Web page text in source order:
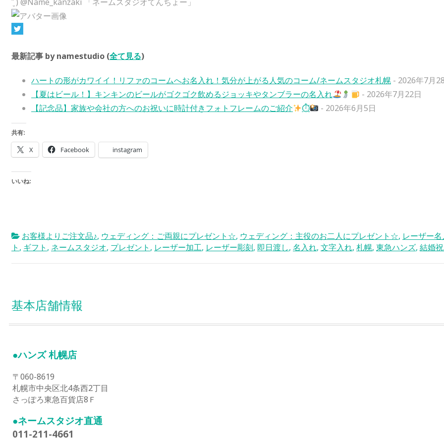
最新記事 by namestudio (全て見る)
ハートの形がカワイイ！リファのコームへお名入れ！気分が上がる人気のコーム/ネームスタジオ札幌 - 2026年7月
【夏はビール！】キンキンのビールがゴクゴク飲めるジョッキやタンブラーの名入れ
- 2026年7月22日
【記念品】家族や会社の方へのお祝いに時計付きフォトフレームのご紹介
⏱ - 2026年6月5日
共有:
X Facebook instagram
いいね:
お客様よりご注文品♪, ウェディング：ご両親にプレゼント☆, ウェディング：主役のお二人にプレゼント☆, レーザー
ト , ギフト , ネームスタジオ, プレゼント , レーザー加工, レーザー彫刻, 即日渡し, 名入れ, 文字入れ, 札幌, 東急ハンズ, 結婚
基本店舗情報
●ハンズ 札幌店
〒060-8619
札幌市中央区北4条西2丁目
さっぽろ東急百貨店8Ｆ
●ネームスタジオ直通
011-211-4661